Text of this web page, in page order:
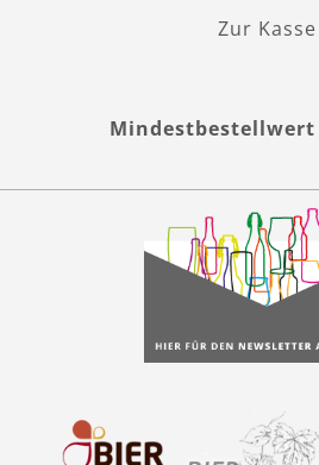
Zur Kasse
Mindestbestellwert